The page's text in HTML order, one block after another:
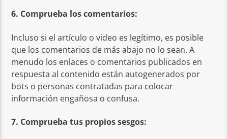
6. Comprueba los comentarios:
Incluso si el artículo o video es legítimo, es posible
que los comentarios de más abajo no lo sean. A
menudo los enlaces o comentarios publicados en
respuesta al contenido están autogenerados por
bots o personas contratadas para colocar
información engañosa o confusa.
7. Comprueba tus propios sesgos: